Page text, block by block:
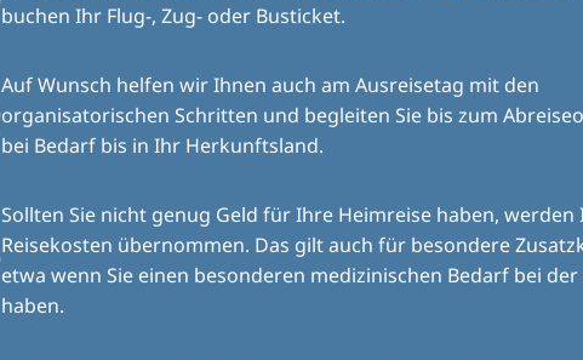
buchen Ihr Flug-, Zug- oder Busticket.
Auf Wunsch helfen wir Ihnen auch am Ausreisetag mit den
organisatorischen Schritten und begleiten Sie bis zum
bei Bedarf bis in Ihr Herkunftsland.
Sollten Sie nicht genug Geld für Ihre Heimreise haben, werden
Reisekosten übernommen. Das gilt auch für besondere
etwa wenn Sie einen besonderen medizinischen Bedarf bei
haben.